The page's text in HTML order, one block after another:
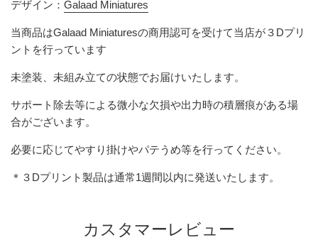
デザイン： Galaad Miniatures
当商品はGalaad Miniaturesの商用認可を受けて当店が３Dプリ
ントを行っています
未塗装、未組み立ての状態でお届けいたします。
サポート除去等による微小な欠損や出力時の積層痕がある場
合がございます。
必要に応じてやすり掛けやパテうめ等を行ってください。
＊３Dプリント製品は通常1週間以内に発送いたします。
カスタマーレビュー